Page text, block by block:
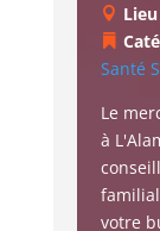
Lieu
Santé
Le
à
votre